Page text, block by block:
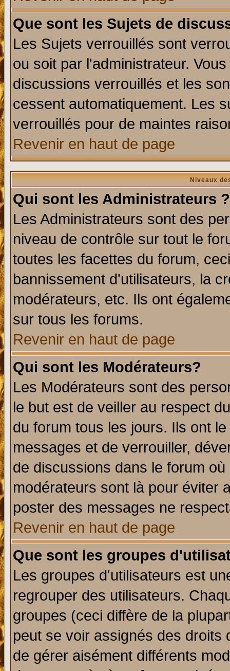
Que sont les Sujets de
Les Sujets verrouillés sont
ou soit par l'administrateur.
discussions verrouillés et les
cessent automatiquement. Les
verrouillés pour de maintes
Revenir en haut de page
Niveaux
Qui sont les Administrateurs ?
Les Administrateurs sont des
niveau de contrôle sur tout le
toutes les facettes du forum,
bannissement d'utilisateurs, la
modérateurs, etc. Ils ont
sur tous les forums.
Revenir en haut de page
Qui sont les Modérateurs?
Les Modérateurs sont des
le but est de veiller au respect
du forum tous les jours. Ils ont
messages et de verrouiller,
de discussions dans le forum
modérateurs sont là pour éviter
poster des messages ne
Revenir en haut de page
Que sont les groupes
Les groupes d'utilisateurs est
regrouper des utilisateurs.
groupes (ceci diffère de la
peut se voir assignés des
de gérer aisément différents